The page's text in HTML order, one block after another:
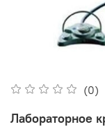
(0)
Лабораторное